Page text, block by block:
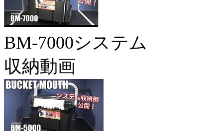
BM-7000システム
収納動画